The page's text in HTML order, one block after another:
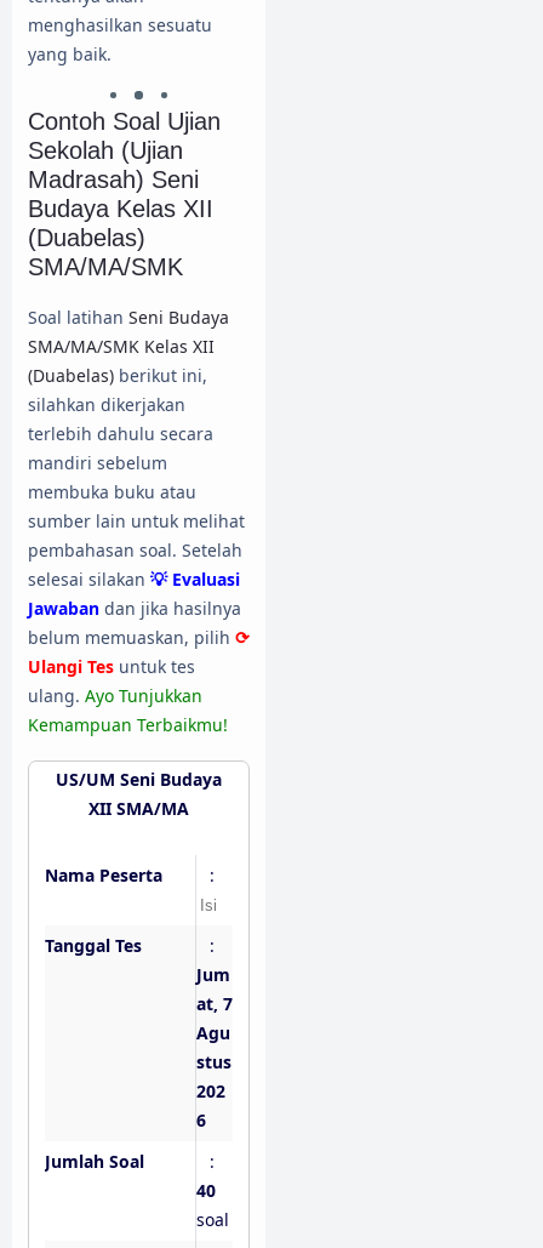
menghasilkan sesuatu
yang baik.
Contoh Soal Ujian
Sekolah (Ujian
Madrasah) Seni
Budaya Kelas XII
(Duabelas)
SMA/MA/SMK
Soal latihan Seni Budaya
SMA/MA/SMK Kelas XII
(Duabelas) berikut ini,
silahkan dikerjakan
terlebih dahulu secara
mandiri sebelum
membuka buku atau
sumber lain untuk melihat
pembahasan soal. Setelah
selesai silakan 💡 Evaluasi
Jawaban dan jika hasilnya
belum memuaskan, pilih ⟳
Ulangi Tes untuk tes
ulang. Ayo Tunjukkan
Kemampuan Terbaikmu!
US/UM Seni Budaya
XII SMA/MA
Nama Peserta :
Tanggal Tes
:
Jum
at, 7
Agu
stus
202
6
Jumlah Soal
:
40
soal